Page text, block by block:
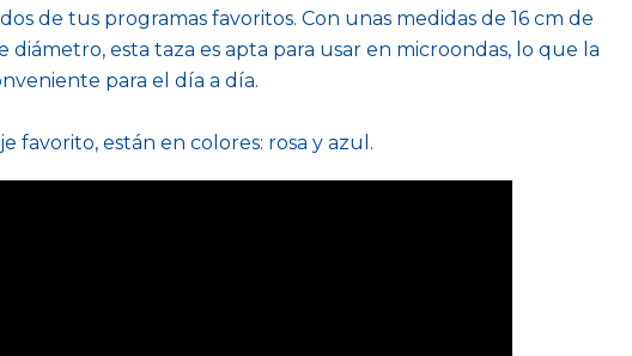
de tus programas favoritos. Con unas medidas de 16 cm de
diámetro, esta taza es apta para usar en microondas, lo que la
para el día a día.
favorito, están en colores: rosa y azul.